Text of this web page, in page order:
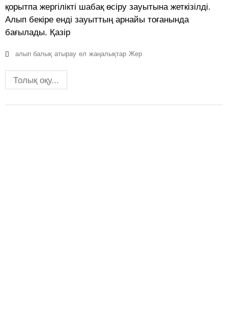
қорытпа жергілікті шабақ өсіру зауытына жеткізілді.
Алып бекіре енді зауыттың арнайы тоғанында
бағылады. Қазір
алып балық атырау ел жаңалықтар Жер
Толық оқу...